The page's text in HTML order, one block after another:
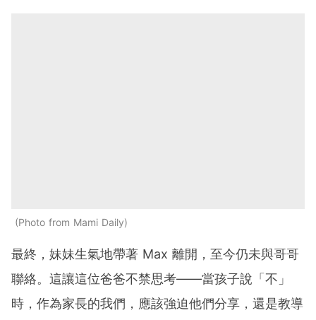
Photo from Mami Daily
最終，妹妹生氣地帶著 Max 離開，至今仍未與哥哥
聯絡。這讓這位爸爸不禁思考——當孩子說「不」
時，作為家長的我們，應該強迫他們分享，還是教導